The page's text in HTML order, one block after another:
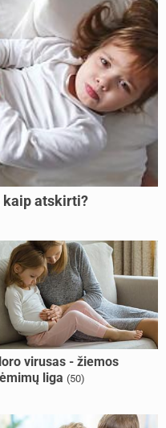
kaip atskirti?
virusas - žiemos
liga (50)